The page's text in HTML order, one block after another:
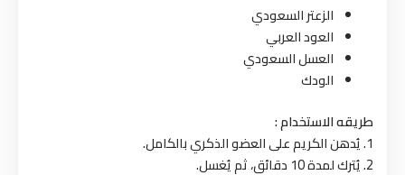
الزعتر السعودي
العود العربي
العسل السعودي
الودك
طريقه الاستخدام :
1. يُدهن الكريم على العضو الذكري بالكامل.
2. يُترك لمدة 10 دقائق، ثم يُغسل.